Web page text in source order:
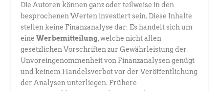
Die Autoren können ganz oder teilweise in den
besprochenen Werten investiert sein. Diese Inhalte
stellen keine Finanzanalyse dar: Es handelt sich um
eineWerbemitteilung, welche nicht allen
gesetzlichen Vorschriften zur Gewährleistung der
Unvoreingenommenheit von Finanzanalysen genügt
und keinem Handelsverbot vor der Veröffentlichung
der Analysen unterliegen. Frühere